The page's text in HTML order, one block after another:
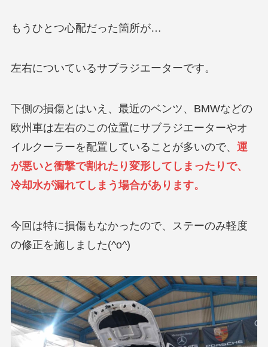
もうひとつ心配だった箇所が…
左右についているサブラジエーターです。
下側の損傷とはいえ、最近のベンツ、BMWなどの
欧州車は左右のこの位置にサブラジエーターやオ
イルクーラーを配置していることが多いので、 運
が悪いと衝撃で割れたり変形してしまったりで、
冷却水が漏れてしまう場合があります。
今回は特に損傷もなかったので、ステーのみ軽度
の修正を施しました(^o^)